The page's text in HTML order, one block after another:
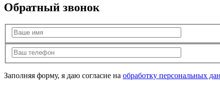
Обратный звонок
Заполняя форму, я даю согласие на обработку персональных